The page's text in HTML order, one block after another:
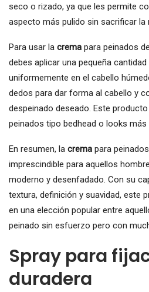
seco o rizado, ya que les permite
aspecto más pulido sin sacrificar la
Para usar la crema para peinados
debes aplicar una pequeña
uniformemente en el cabello
dedos para dar forma al cabello y
despeinado deseado. Este
peinados tipo bedhead o looks
En resumen, la crema para
imprescindible para aquellos
moderno y desenfadado. Con su
textura, definición y suavidad, este
en una elección popular entre
peinado sin esfuerzo pero con
Spray para
duradera